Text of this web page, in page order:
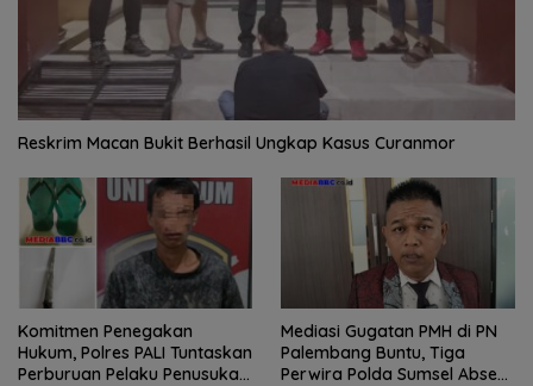
Reskrim Macan Bukit Berhasil Ungkap Kasus Curanmor
Komitmen Penegakan
Hukum, Polres PALI Tuntaskan
Perburuan Pelaku Penusukan
Mediasi Gugatan PMH di PN
Palembang Buntu, Tiga
Perwira Polda Sumsel Absen,